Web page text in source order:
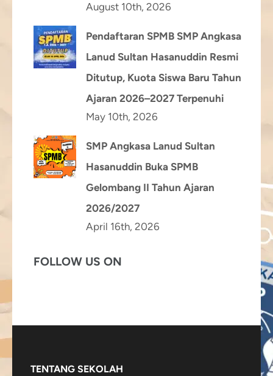
August 10th, 2026
Pendaftaran SPMB SMP Angkasa
Lanud Sultan Hasanuddin Resmi
Ditutup, Kuota Siswa Baru Tahun
Ajaran 2026–2027 Terpenuhi
May 10th, 2026
SMP Angkasa Lanud Sultan
Hasanuddin Buka SPMB
Gelombang II Tahun Ajaran
2026/2027
April 16th, 2026
FOLLOW US ON
TENTANG SEKOLAH